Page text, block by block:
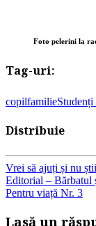
Foto pelerini la
Tag-uri:
copilfamilieStudenți
Distribuie
Navigare
în
Vrei să ajuți și nu
Editorial – Bărbatul
Pentru viață Nr. 3